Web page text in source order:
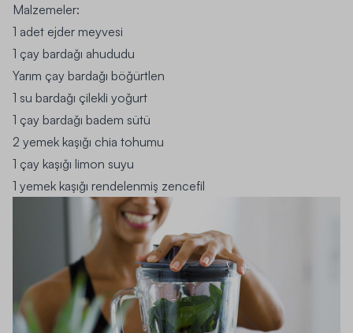
Malzemeler:
1 adet ejder meyvesi
1 çay bardağı ahududu
Yarım çay bardağı böğürtlen
1 su bardağı çilekli yoğurt
1 çay bardağı badem sütü
2 yemek kaşığı chia tohumu
1 çay kaşığı limon suyu
1 yemek kaşığı rendelenmiş zencefil